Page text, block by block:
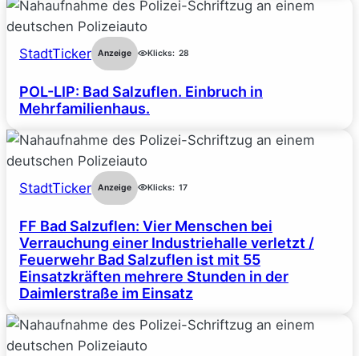
StadtTicker Anzeige Klicks: 28
POL-LIP: Bad Salzuflen. Einbruch in
Mehrfamilienhaus.
StadtTicker Anzeige Klicks: 17
FF Bad Salzuflen: Vier Menschen bei
Verrauchung einer Industriehalle verletzt /
Feuerwehr Bad Salzuflen ist mit 55
Einsatzkräften mehrere Stunden in der
Daimlerstraße im Einsatz